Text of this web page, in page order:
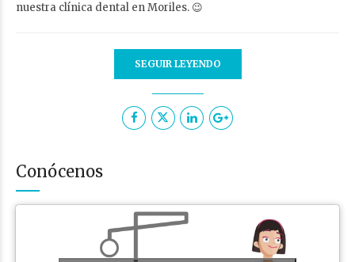
nuestra clínica dental en Moriles. 😉
SEGUIR LEYENDO
Conócenos